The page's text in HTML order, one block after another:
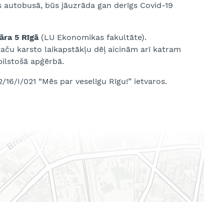
būs jāuzrāda gan derīgs Covid-19
5 Rīgā(LU Ekonomikas fakultāte).
karsto laikapstākļu dēļ aicinām arī katram
apģērbā.
I/021 “Mēs par veselīgu Rīgu!” ietvaros.